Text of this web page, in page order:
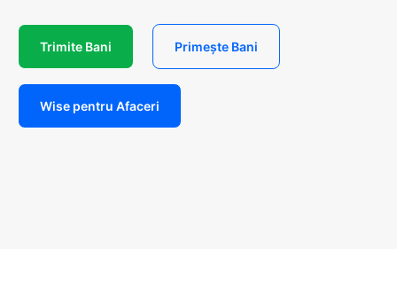
Trimite Bani Primește Bani
Wise pentru Afaceri